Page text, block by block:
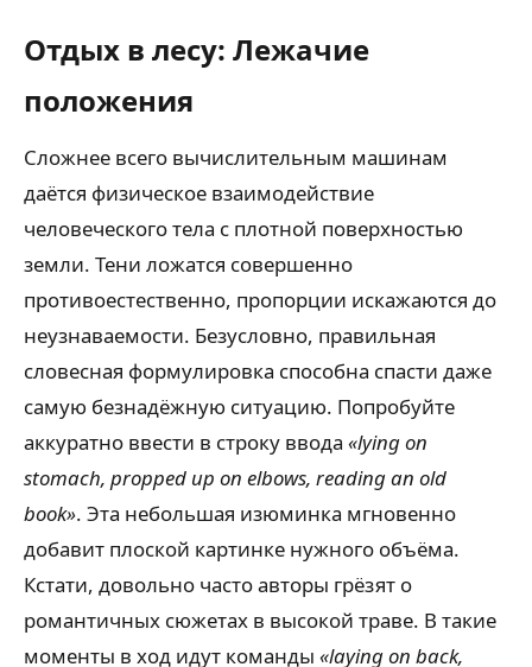
Отдых в лесу: Лежачие
положения
Сложнее всего вычислительным машинам
даётся физическое взаимодействие
человеческого тела с плотной поверхностью
земли. Тени ложатся совершенно
противоестественно, пропорции искажаются до
неузнаваемости. Безусловно, правильная
словесная формулировка способна спасти даже
самую безнадёжную ситуацию. Попробуйте
аккуратно ввести в строку ввода «lying on
stomach, propped up on elbows, reading an old
book». Эта небольшая изюминка мгновенно
добавит плоской картинке нужного объёма.
Кстати, довольно часто авторы грёзят о
романтичных сюжетах в высокой траве. В такие
моменты в ход идут команды «laying on back,